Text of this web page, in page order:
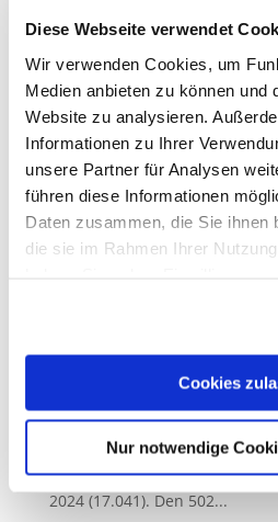
Diese Webseite verwendet
Wir verwenden Cookies, um
Medien anbieten zu können und
Website zu analysieren.
Informationen zu Ihrer
unsere Partner für Analysen
führen diese Informationen
Daten zusammen, die Sie ihnen
die sie im Rahmen Ihrer
Erfahren Sie in unserer
darüber, wer wir sind, wie Sie
und wie wir personenbezogene
Sie können Ihre Einwilligung
Cookies
Nur notwendige
Presseinformation –
Saarland hält an. Zum
bundesweit nur noch 16.601
440 Apotheken oder 2,6
2024 (17.041). Den 502...